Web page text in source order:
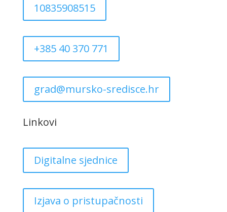
10835908515
+385 40 370 771
grad@mursko-sredisce.hr
Linkovi
Digitalne sjednice
Izjava o pristupačnosti